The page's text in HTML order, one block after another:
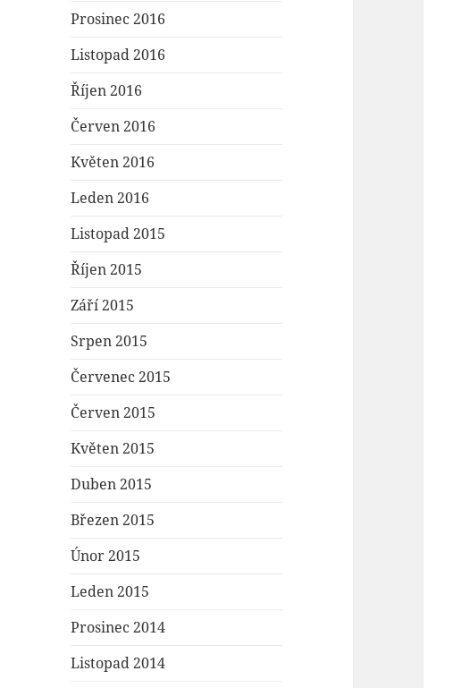
Prosinec 2016
Listopad 2016
Říjen 2016
Červen 2016
Květen 2016
Leden 2016
Listopad 2015
Říjen 2015
Září 2015
Srpen 2015
Červenec 2015
Červen 2015
Květen 2015
Duben 2015
Březen 2015
Únor 2015
Leden 2015
Prosinec 2014
Listopad 2014